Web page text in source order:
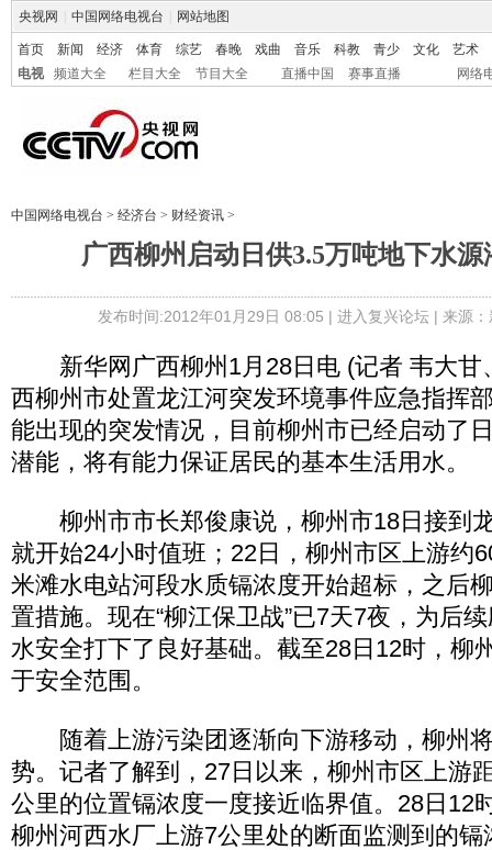
央视网 中国网络电视台 网站地图
首页 新闻 经济 体育 综艺 春晚 戏曲 音乐 科教 青少 文化
艺术
电视
频道大全 栏目大全 节目大全 直播中国 赛事直播 网络
中国网络电视台 > 经济台 > 财经资讯 >
广西柳州启动日供3.5万吨地下水
发布时间:2012年01月29日 08:05 | 进入复兴论坛| 来源
新华网广西柳州1月28日电 (记者 韦大甘
西柳州市处置龙江河突发环境事件应急指挥
能出现的突发情况，目前柳州市已经启动了
潜能，将有能力保证居民的基本生活用水。
柳州市市长郑俊康说，柳州市18日接到
就开始24小时值班；22日，柳州市区上游约
米滩水电站河段水质镉浓度开始超标，之后
置措施。现在“柳江保卫战”已7天7夜，为后
水安全打下了良好基础。截至28日12时，柳
于安全范围。
随着上游污染团逐渐向下游移动，柳州
势。记者了解到，27日以来，柳州市区上游
公里的位置镉浓度一度接近临界值。28日12
柳州河西水厂上游7公里处的断面监测到的